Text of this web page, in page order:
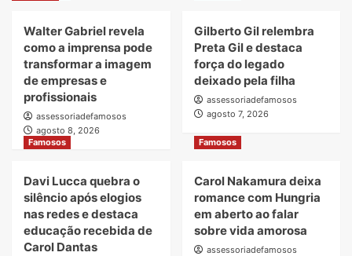
Walter Gabriel revela
como a imprensa pode
transformar a imagem
de empresas e
profissionais
assessoriadefamosos
agosto 8, 2026
Gilberto Gil relembra
Preta Gil e destaca
força do legado
deixado pela filha
assessoriadefamosos
agosto 7, 2026
Famosos
Davi Lucca quebra o
silêncio após elogios
nas redes e destaca
educação recebida de
Carol Dantas
Famosos
Carol Nakamura deixa
romance com Hungria
em aberto ao falar
sobre vida amorosa
assessoriadefamosos